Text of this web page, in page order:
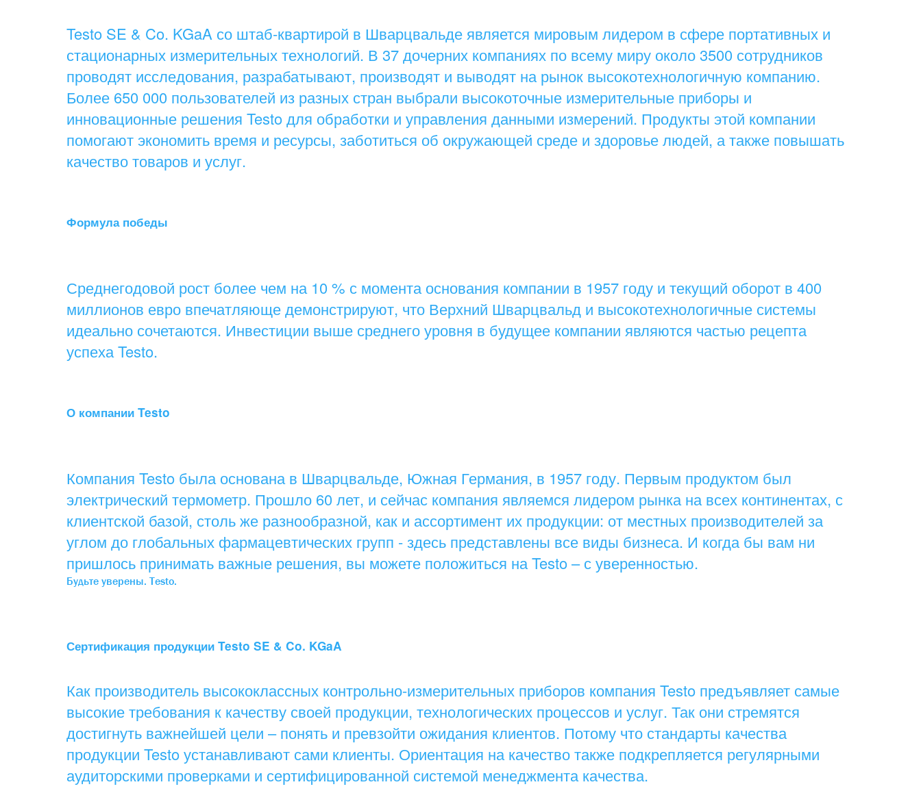
Testo SE & Co. KGaA со штаб-квартирой в Шварцвальде является мировым лидером в сфере портативных и
стационарных измерительных технологий. В 37 дочерних компаниях по всему миру около 3500 сотрудников
проводят исследования, разрабатывают, производят и выводят на рынок высокотехнологичную компанию.
Более 650 000 пользователей из разных стран выбрали высокоточные измерительные приборы и
инновационные решения Testo для обработки и управления данными измерений. Продукты этой компании
помогают экономить время и ресурсы, заботиться об окружающей среде и здоровье людей, а также повышать
качество товаров и услуг.
Формула победы
Среднегодовой рост более чем на 10 % с момента основания компании в 1957 году и текущий оборот в 400
миллионов евро впечатляюще демонстрируют, что Верхний Шварцвальд и высокотехнологичные системы
идеально сочетаются. Инвестиции выше среднего уровня в будущее компании являются частью рецепта
успеха Testo.
О компании Testo
Компания Testo была основана в Шварцвальде, Южная Германия, в 1957 году. Первым продуктом был
электрический термометр. Прошло 60 лет, и сейчас компания являемся лидером рынка на всех континентах, с
клиентской базой, столь же разнообразной, как и ассортимент их продукции: от местных производителей за
углом до глобальных фармацевтических групп - здесь представлены все виды бизнеса. И когда бы вам ни
пришлось принимать важные решения, вы можете положиться на Testo – с уверенностью.
Будьте уверены. Testo.
Сертификация продукции Testo SE & Co. KGaA
Как производитель высококлассных контрольно-измерительных приборов компания Testo предъявляет самые
высокие требования к качеству своей продукции, технологических процессов и услуг. Так они стремятся
достигнуть важнейшей цели – понять и превзойти ожидания клиентов. Потому что стандарты качества
продукции Testo устанавливают сами клиенты. Ориентация на качество также подкрепляется регулярными
аудиторскими проверками и сертифицированной системой менеджмента качества.